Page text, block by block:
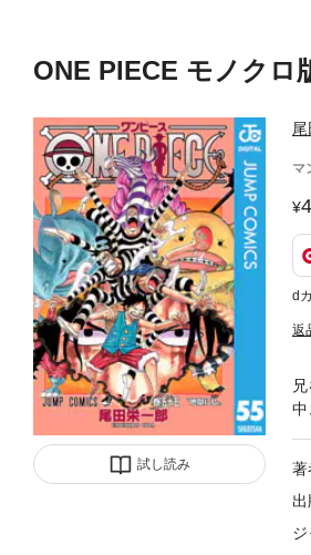
ONE PIECE モノクロ
試し読み
マ
d
返
中
著
出